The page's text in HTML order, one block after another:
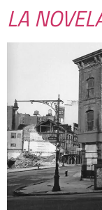
LA